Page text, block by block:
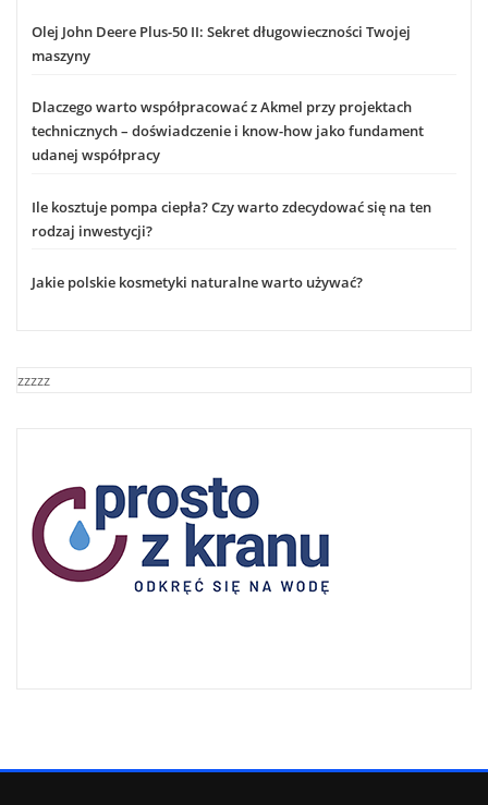
Olej John Deere Plus-50 II: Sekret długowieczności Twojej
maszyny
Dlaczego warto współpracować z Akmel przy projektach
technicznych – doświadczenie i know-how jako fundament
udanej współpracy
Ile kosztuje pompa ciepła? Czy warto zdecydować się na ten
rodzaj inwestycji?
Jakie polskie kosmetyki naturalne warto używać?
zzzzz